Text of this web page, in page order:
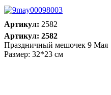
Артикул: 2582
Артикул: 2582
Праздничный мешочек 9 Мая
Размер: 32*23 см